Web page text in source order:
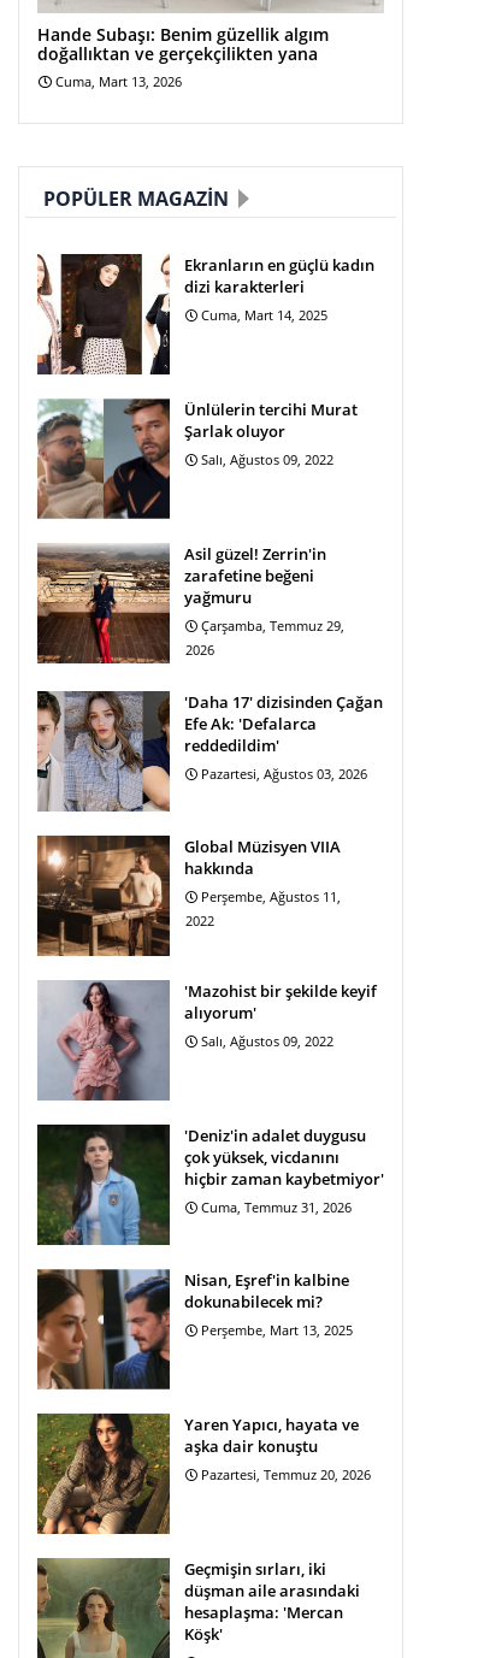
Hande Subaşı: Benim güzellik algım
doğallıktan ve gerçekçilikten yana
Cuma, Mart 13, 2026
POPÜLER MAGAZIN
Ekranların en güçlü kadın
dizi karakterleri
Cuma, Mart 14, 2025
Ünlülerin tercihi Murat
Şarlak oluyor
Salı, Ağustos 09, 2022
Asil güzel! Zerrin'in
zarafetine beğeni
yağmuru
Çarşamba, Temmuz 29,
2026
'Daha 17' dizisinden Çağan
Efe Ak: 'Defalarca
reddedildim'
Pazartesi, Ağustos 03, 2026
Global Müzisyen VIIA
hakkında
Perşembe, Ağustos 11,
2022
'Mazohist bir şekilde keyif
alıyorum'
Salı, Ağustos 09, 2022
'Deniz'in adalet duygusu
çok yüksek, vicdanını
hiçbir zaman kaybetmiyor'
Cuma, Temmuz 31, 2026
Nisan, Eşref'in kalbine
dokunabilecek mi?
Perşembe, Mart 13, 2025
Yaren Yapıcı, hayata ve
aşka dair konuştu
Pazartesi, Temmuz 20, 2026
Geçmişin sırları, iki
düşman aile arasındaki
hesaplaşma: 'Mercan
Köşk'